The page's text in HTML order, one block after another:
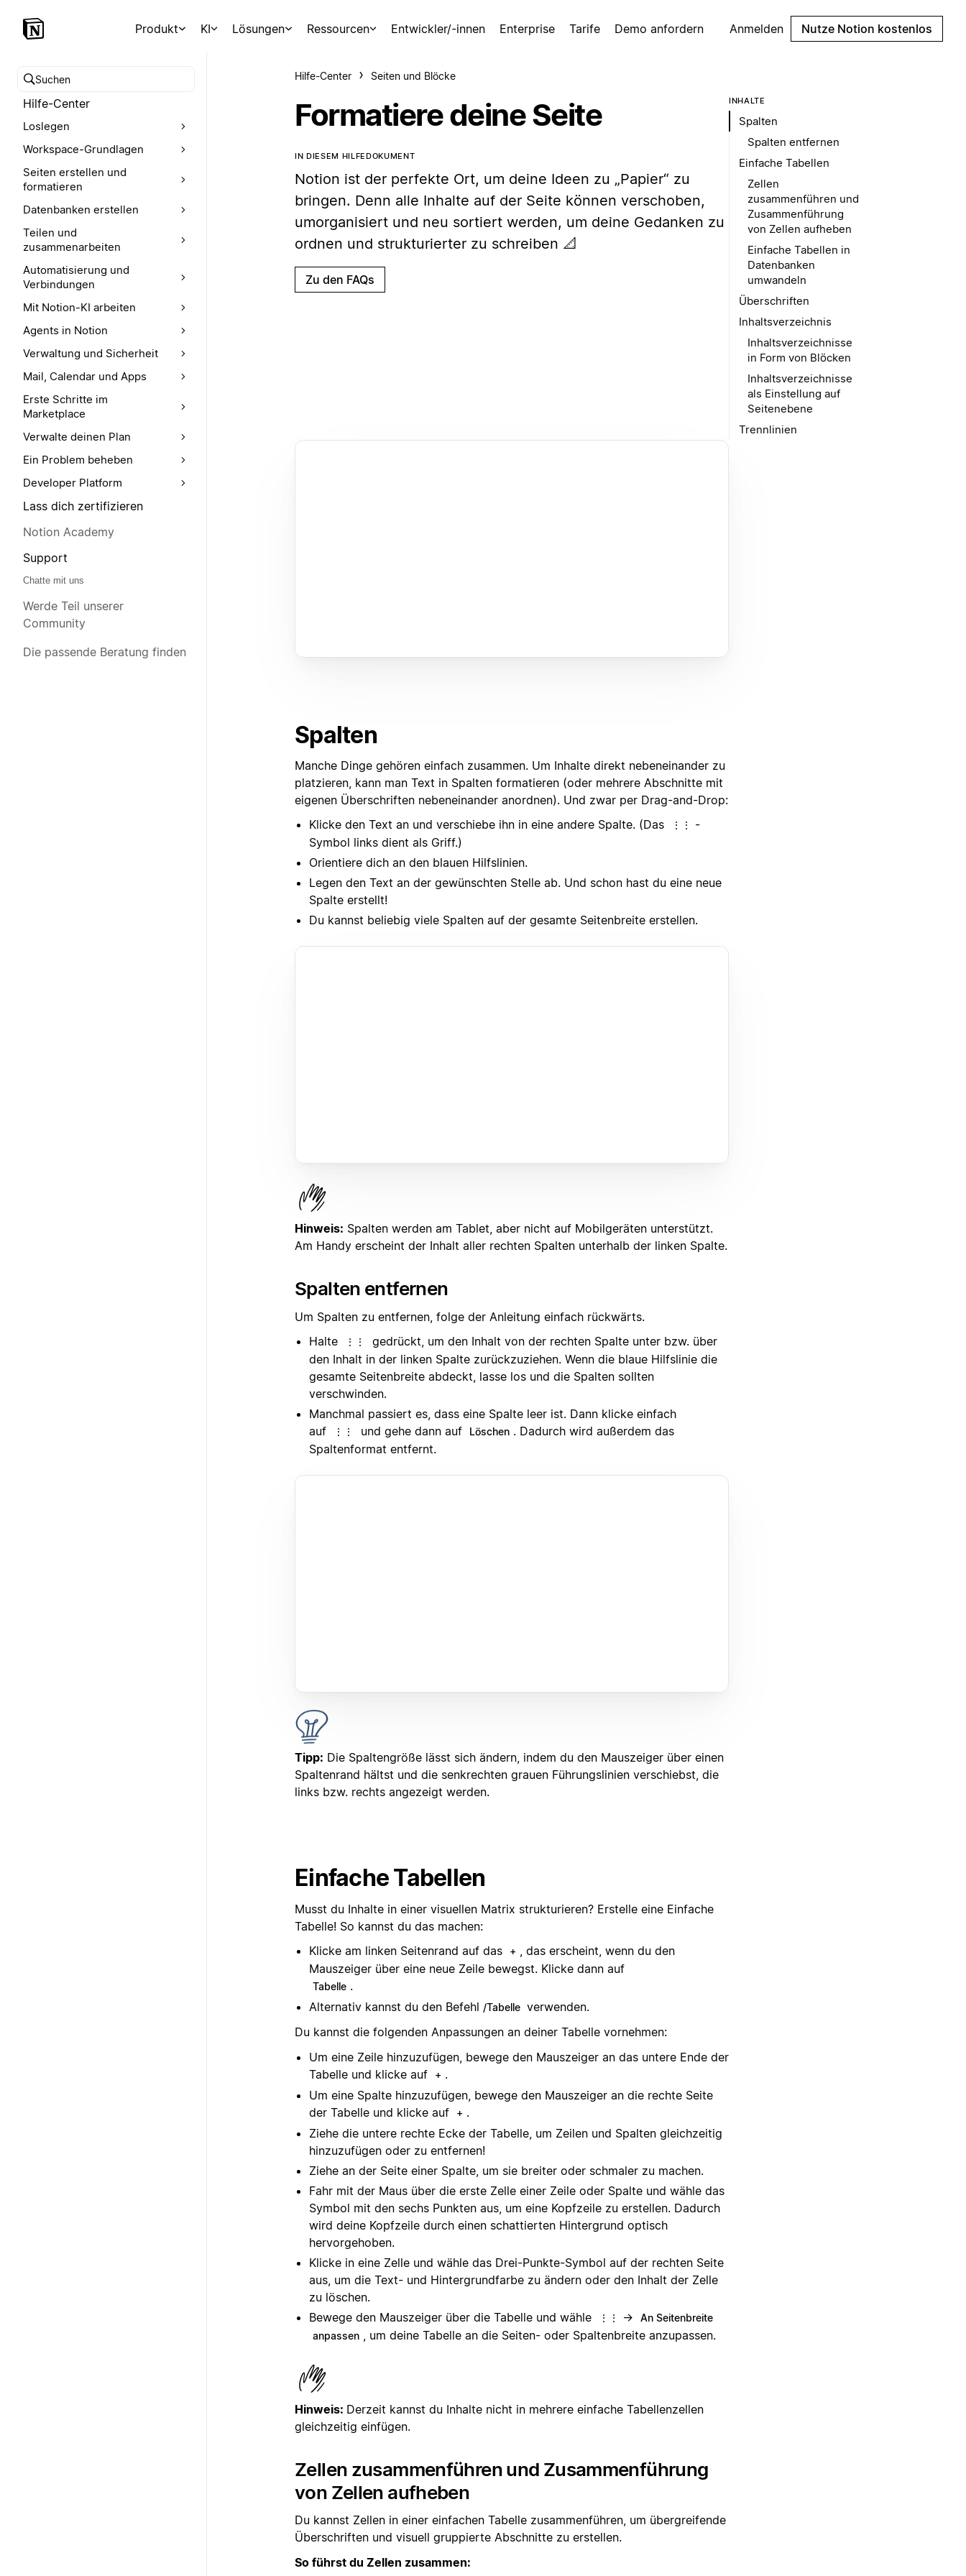
Produkt KI Lösungen Ressourcen Entwickler/-innen Enterprise Tarife Demo anfordern Anmelden Nutze Notion kostenlos
Hilfe-Center durchsuchen
Hilfe-Center
Loslegen
Workspace-Grundlagen
Seiten erstellen und
formatieren
Datenbanken erstellen
Teilen und
zusammenarbeiten
Automatisierung und
Verbindungen
Mit Notion-KI arbeiten
Agents in Notion
Verwaltung und Sicherheit
Mail, Calendar und Apps
Erste Schritte im
Marketplace
Verwalte deinen Plan
Ein Problem beheben
Developer Platform
Lass dich zertifizieren
Notion Academy
Support
Chatte mit uns
Werde Teil unserer
Community
Die passende Beratung finden
Hilfe-Center Seiten und Blöcke
Formatiere deine Seite
IN DIESEM HILFEDOKUMENT
Notion ist der perfekte Ort, um deine Ideen zu „Papier“ zu
bringen. Denn alle Inhalte auf der Seite können verschoben,
umorganisiert und neu sortiert werden, um deine Gedanken zu
ordnen und strukturierter zu schreiben 📐
Zu den FAQs
Spalten
Manche Dinge gehören einfach zusammen. Um Inhalte direkt nebeneinander zu
platzieren, kann man Text in Spalten formatieren (oder mehrere Abschnitte mit
eigenen Überschriften nebeneinander anordnen). Und zwar per Drag-and-Drop:
Klicke den Text an und verschiebe ihn in eine andere Spalte. (Das
⋮⋮
-
Symbol links dient als Griff.)
Orientiere dich an den blauen Hilfslinien.
Legen den Text an der gewünschten Stelle ab. Und schon hast du eine neue
Spalte erstellt!
Du kannst beliebig viele Spalten auf der gesamte Seitenbreite erstellen.
Hinweis: Spalten werden am Tablet, aber nicht auf Mobilgeräten unterstützt.
Am Handy erscheint der Inhalt aller rechten Spalten unterhalb der linken Spalte.
Spalten entfernen
Um Spalten zu entfernen, folge der Anleitung einfach rückwärts.
Halte
⋮⋮
gedrückt, um den Inhalt von der rechten Spalte unter bzw. über
den Inhalt in der linken Spalte zurückzuziehen. Wenn die blaue Hilfslinie die
gesamte Seitenbreite abdeckt, lasse los und die Spalten sollten
verschwinden.
Manchmal passiert es, dass eine Spalte leer ist. Dann klicke einfach
auf
⋮⋮ und gehe dann auf Löschen . Dadurch wird außerdem das
Spaltenformat entfernt.
Tipp: Die Spaltengröße lässt sich ändern, indem du den Mauszeiger über einen
Spaltenrand hältst und die senkrechten grauen Führungslinien verschiebst, die
links bzw. rechts angezeigt werden.
Einfache Tabellen
Musst du Inhalte in einer visuellen Matrix strukturieren? Erstelle eine Einfache
Tabelle! So kannst du das machen:
Klicke am linken Seitenrand auf das
+
, das erscheint, wenn du den
Mauszeiger über eine neue Zeile bewegst. Klicke dann auf
Tabelle .
Alternativ kannst du den Befehl /Tabelle verwenden.
Du kannst die folgenden Anpassungen an deiner Tabelle vornehmen:
Um eine Zeile hinzuzufügen, bewege den Mauszeiger an das untere Ende der
Tabelle und klicke auf
+ .
Um eine Spalte hinzuzufügen, bewege den Mauszeiger an die rechte Seite
der Tabelle und klicke auf
+ .
Ziehe die untere rechte Ecke der Tabelle, um Zeilen und Spalten gleichzeitig
hinzuzufügen oder zu entfernen!
Ziehe an der Seite einer Spalte, um sie breiter oder schmaler zu machen.
Fahr mit der Maus über die erste Zelle einer Zeile oder Spalte und wähle das
Symbol mit den sechs Punkten aus, um eine Kopfzeile zu erstellen. Dadurch
wird deine Kopfzeile durch einen schattierten Hintergrund optisch
hervorgehoben.
Klicke in eine Zelle und wähle das Drei-Punkte-Symbol auf der rechten Seite
aus, um die Text- und Hintergrundfarbe zu ändern oder den Inhalt der Zelle
zu löschen.
Bewege den Mauszeiger über die Tabelle und wähle
⋮⋮ →
An Seitenbreite
anpassen
, um deine Tabelle an die Seiten- oder Spaltenbreite anzupassen.
Hinweis: Derzeit kannst du Inhalte nicht in mehrere einfache Tabellenzellen
gleichzeitig einfügen.
Zellen zusammenführen und Zusammenführung
von Zellen aufheben
Du kannst Zellen in einer einfachen Tabelle zusammenführen, um übergreifende
Überschriften und visuell gruppierte Abschnitte zu erstellen.
So führst du Zellen zusammen:
INHALTE
Spalten
Spalten entfernen
Einfache Tabellen
Zellen
zusammenführen und
Zusammenführung
von Zellen aufheben
Einfache Tabellen in
Datenbanken
umwandeln
Überschriften
Inhaltsverzeichnis
Inhaltsverzeichnisse
in Form von Blöcken
Inhaltsverzeichnisse
als Einstellung auf
Seitenebene
Trennlinien